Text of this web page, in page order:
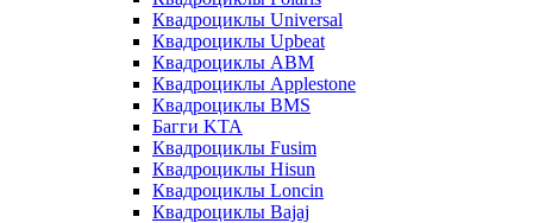
Квадроциклы Universal
Квадроциклы Upbeat
Квадроциклы ABM
Квадроциклы Applestone
Квадроциклы BMS
Багги KTA
Квадроциклы Fusim
Квадроциклы Hisun
Квадроциклы Loncin
Квадроциклы Bajaj